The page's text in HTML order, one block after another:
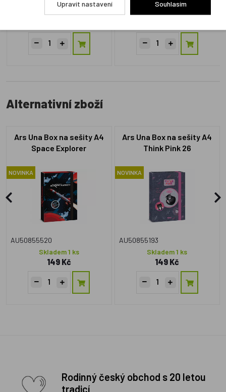
Skladem 1 ks
1 týden
Alternativní zboží
Ars Una Box na sešity A4
Space Explorer
NOVINKA
AU50855520
Skladem 1 ks
149 Kč
Ars Una Box na sešity A4
Think Pink 26
NOVINKA
AU50855193
Skladem 1 ks
149 Kč
Rodinný český obchod s 20 letou
tradicí
Upravit nastavení Souhlasím